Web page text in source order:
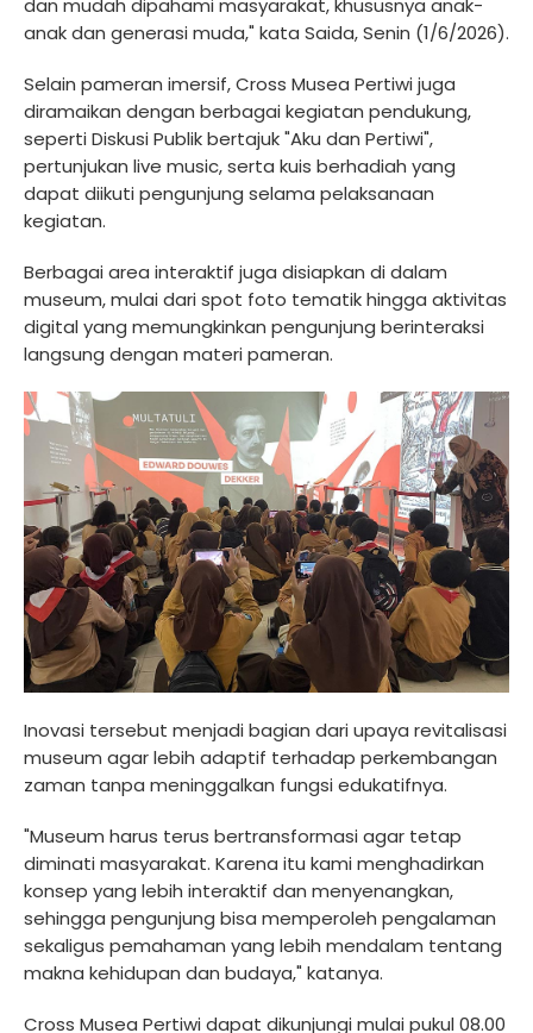
dan mudah dipahami masyarakat, khususnya anak-
anak dan generasi muda," kata Saida, Senin (1/6/2026).
Selain pameran imersif, Cross Musea Pertiwi juga
diramaikan dengan berbagai kegiatan pendukung,
seperti Diskusi Publik bertajuk "Aku dan Pertiwi",
pertunjukan live music, serta kuis berhadiah yang
dapat diikuti pengunjung selama pelaksanaan
kegiatan.
Berbagai area interaktif juga disiapkan di dalam
museum, mulai dari spot foto tematik hingga aktivitas
digital yang memungkinkan pengunjung berinteraksi
langsung dengan materi pameran.
Inovasi tersebut menjadi bagian dari upaya revitalisasi
museum agar lebih adaptif terhadap perkembangan
zaman tanpa meninggalkan fungsi edukatifnya.
"Museum harus terus bertransformasi agar tetap
diminati masyarakat. Karena itu kami menghadirkan
konsep yang lebih interaktif dan menyenangkan,
sehingga pengunjung bisa memperoleh pengalaman
sekaligus pemahaman yang lebih mendalam tentang
makna kehidupan dan budaya," katanya.
Cross Musea Pertiwi dapat dikunjungi mulai pukul 08.00